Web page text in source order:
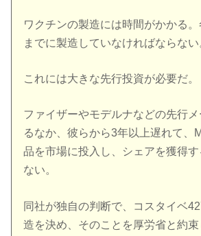
ワクチンの製造には時間がかかる
までに製造していなければならない
これには大きな先行投資が必要だ。
ファイザーやモデルナなどの先行
るなか、彼らから3年以上遅れて、
品を市場に投入し、シェアを獲得
ない。
同社が独自の判断で、コスタイベ
造を決め、そのことを厚労省と約